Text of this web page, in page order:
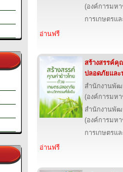
(องค์การมห
การเกษตรแ
อ่านฟรี
สร้างสรรค์คุ
ปลอดภัยและ
สำนักงานพัฒ
(องค์การมห
สำนักงานพัฒ
(องค์การมห
การเกษตรแ
อ่านฟรี